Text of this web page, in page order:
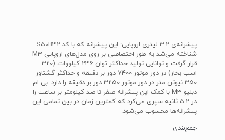
پیشرانه‌ی 3.2 لیتری اروپایی: این پیشرانه که با کد S50B32
شناخته می‌شد به طور اختصاصی بر روی مدل‌های اروپایی M3
قرار گرفت و توانایی تولید حداکثر توان 236 کیلووات (320
اسب بخار) در دور موتور 7400 دور بر دقیقه و حداکثر گشتاور
350 نیوتن متر در دور موتور 3250 دور بر دقیقه را دارد. بی ام
دبلیو M3 با کمک این پیشرانه صفر تا صد کیلومتر بر ساعت را
در 5.2 ثانیه سپری می‌کرد که کمترین زمان در بین تمامی این
پیشرانه‌ها محسوب می‌شود.
جمع‌بندی